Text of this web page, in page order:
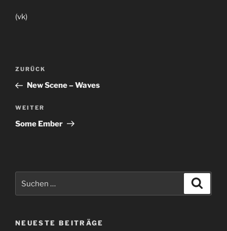
(vk)
Beitragsnavigation
Vorheriger
Beitrag
ZURÜCK
New Scene – Waves
Nächster
Beitrag
WEITER
Some Ember
nach:
NEUESTE BEITRÄGE